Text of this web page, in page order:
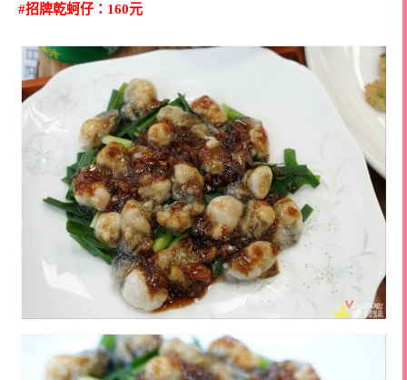
#招牌乾蚵仔：160元